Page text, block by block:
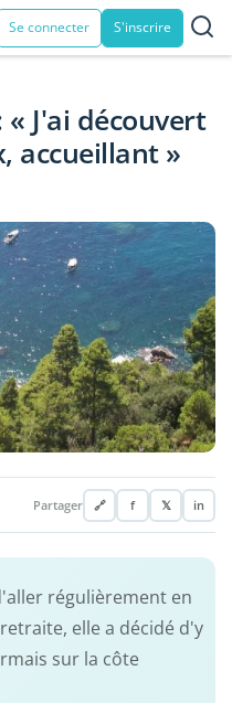
Se connecter S'inscrire
J'ai découvert
accueillant »
Partager 🔗 f 𝕏 in
régulièrement en
elle a décidé d'y
sur la côte